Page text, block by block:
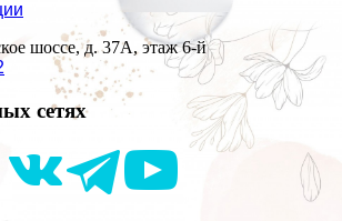
шоссе, д. 37А, этаж 6-й
сетях